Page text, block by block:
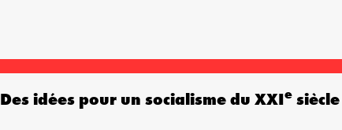
Des idées pour un socialisme du XXIe